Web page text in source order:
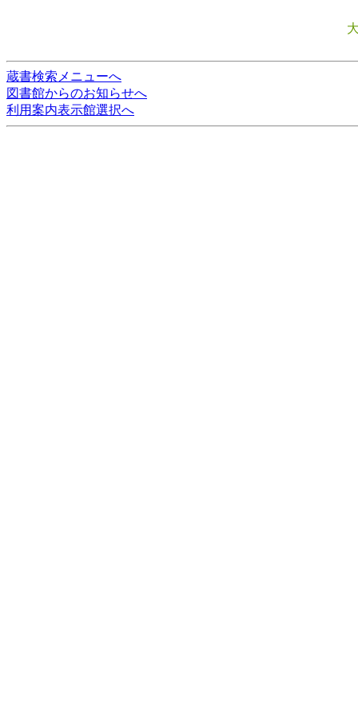
蔵書検索メニューへ
図書館からのお知らせへ
利用案内表示館選択へ